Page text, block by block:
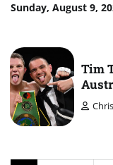
SkipSunday, August 9,
Tim